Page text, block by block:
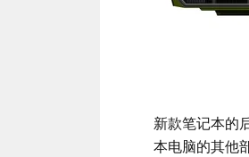
新款笔记本的
本电脑的其他